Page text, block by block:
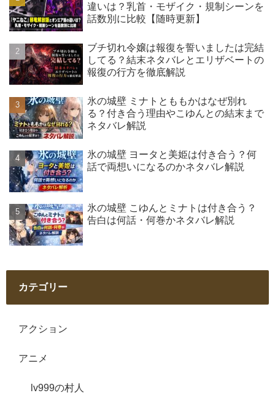
違いは？乳首・モザイク・規制シーンを
話数別に比較【随時更新】
ブチ切れ令嬢は報復を誓いましたは完結
してる？結末ネタバレとエリザベートの
報復の行方を徹底解説
氷の城壁 ミナトとももかはなぜ別れ
る？付き合う理由やこゆんとの結末まで
ネタバレ解説
氷の城壁 ヨータと美姫は付き合う？何
話で両想いになるのかネタバレ解説
氷の城壁 こゆんとミナトは付き合う？
告白は何話・何巻かネタバレ解説
カテゴリー
アクション
アニメ
lv999の村人